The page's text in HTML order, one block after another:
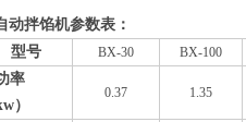
动拌馅机参数表：
型号
BX-30 BX-100
率
）
0.37 1.35